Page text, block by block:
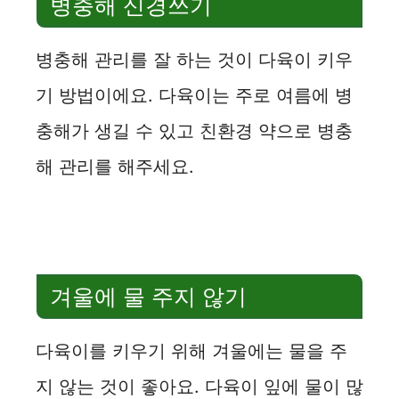
병충해 신경쓰기
병충해 관리를 잘 하는 것이 다육이 키우
기 방법이에요. 다육이는 주로 여름에 병
충해가 생길 수 있고 친환경 약으로 병충
해 관리를 해주세요.
겨울에 물 주지 않기
다육이를 키우기 위해 겨울에는 물을 주
지 않는 것이 좋아요. 다육이 잎에 물이 많